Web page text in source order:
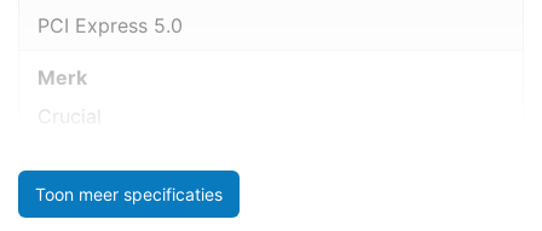
PCI Express 5.0
Merk
Crucial
Toon meer specificaties